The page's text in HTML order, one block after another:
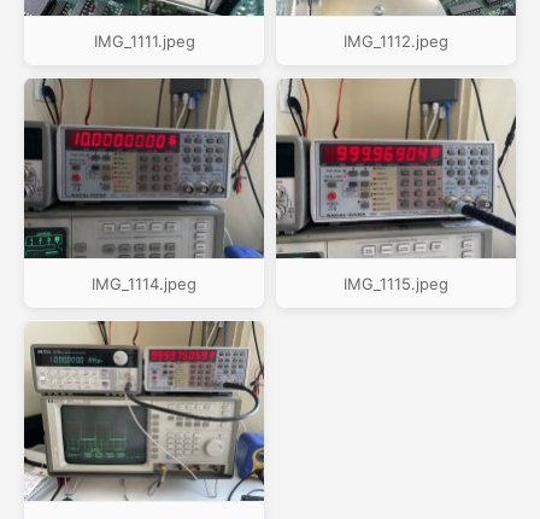
IMG_1111.jpeg IMG_1112.jpeg
IMG_1114.jpeg IMG_1115.jpeg